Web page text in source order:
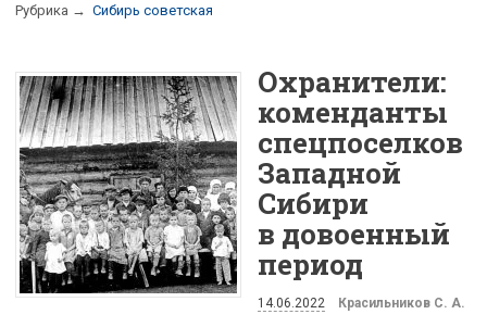
Рубрика → Сибирь советская
Охранители:
коменданты
спецпоселков
Западной
Сибири
в довоенный
период
14.06.2022 Красильников С. А.